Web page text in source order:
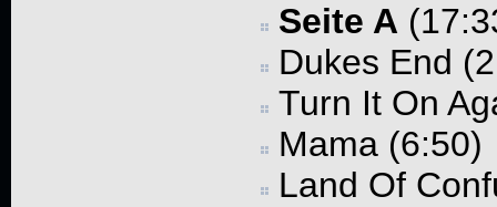
Seite A
Dukes End
Turn It On
Mama (6:50)
Land Of